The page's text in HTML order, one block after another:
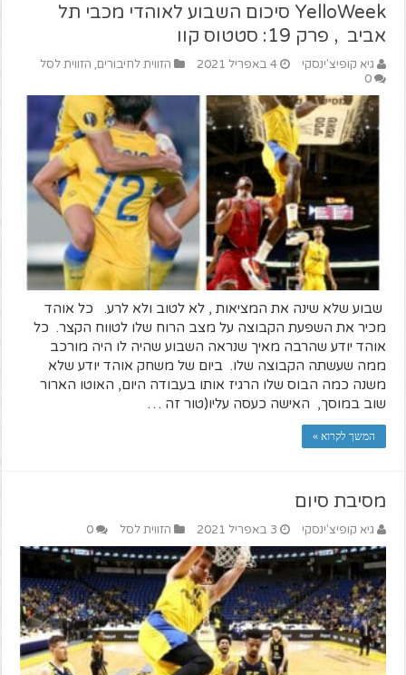
YelloWeek סיכום השבוע לאוהדי מכבי תל
אביב , פרק 19: סטטוס קוו
גיא קופיצ'ינסקי 4 באפריל 2021 הזווית לחיבורים, הזווית לסל
0
שבוע שלא שינה את המציאות , לא לטוב ולא לרע. כל אוהד
מכיר את השפעת הקבוצה על מצב הרוח שלו לטווח הקצר. כל
אוהד יודע שהרבה מאיך שנראה השבוע שהיה לו היה מורכב
ממה שעשתה הקבוצה שלו. ביום של משחק אוהד יודע שלא
משנה כמה הבוס שלו הרגיז אותו בעבודה היום, האוטו הארור
שוב במוסך, האישה כעסה עליו(טור זה …
המשך לקרוא »
מסיבת סיום
גיא קופיצ'ינסקי 3 באפריל 2021 הזווית לסל 0